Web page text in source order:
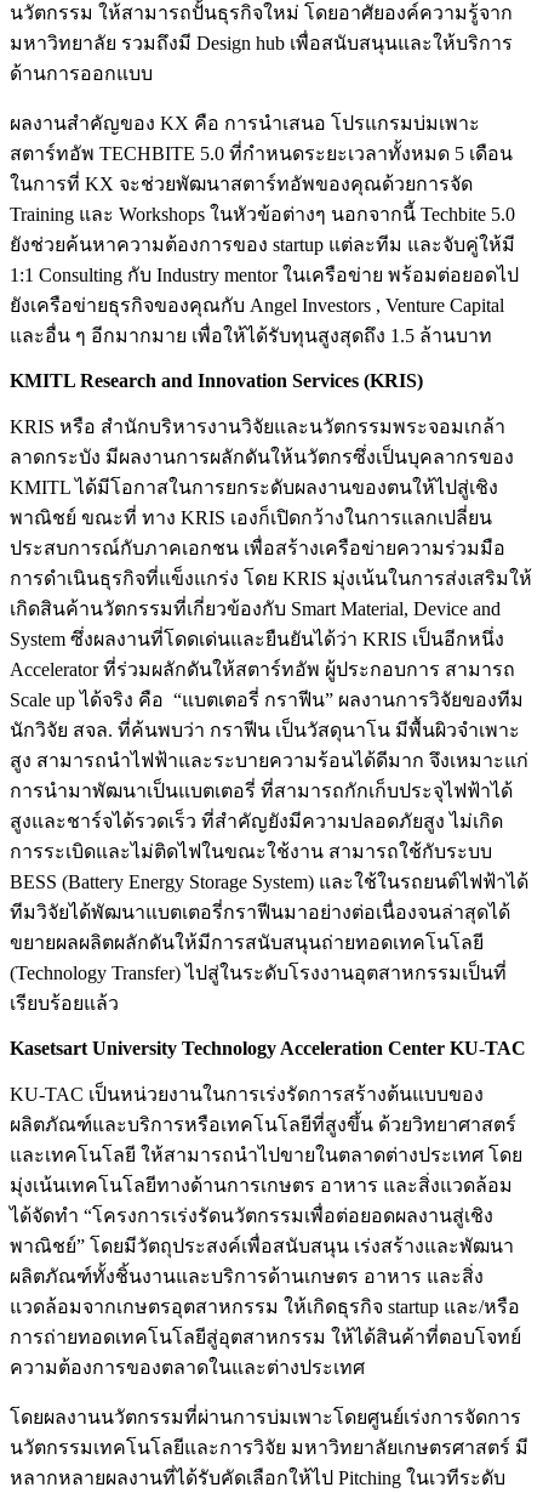
นวัตกรรม ให้สามารถปั้นธุรกิจใหม่ โดยอาศัยองค์ความรู้จาก
มหาวิทยาลัย รวมถึงมี Design hub เพื่อสนับสนุนและให้บริการ
ด้านการออกแบบ
ผลงานสำคัญของ KX คือ การนำเสนอ โปรแกรมบ่มเพาะ
สตาร์ทอัพ TECHBITE 5.0 ที่กำหนดระยะเวลาทั้งหมด 5 เดือน
ในการที่ KX จะช่วยพัฒนาสตาร์ทอัพของคุณด้วยการจัด
Training และ Workshops ในหัวข้อต่างๆ นอกจากนี้ Techbite 5.0
ยังช่วยค้นหาความต้องการของ startup แต่ละทีม และจับคู่ให้มี
1:1 Consulting กับ Industry mentor ในเครือข่าย พร้อมต่อยอดไป
ยังเครือข่ายธุรกิจของคุณกับ Angel Investors , Venture Capital
และอื่น ๆ อีกมากมาย เพื่อให้ได้รับทุนสูงสุดถึง 1.5 ล้านบาท
KMITL Research and Innovation Services (KRIS)
KRIS หรือ สำนักบริหารงานวิจัยและนวัตกรรมพระจอมเกล้า
ลาดกระบัง มีผลงานการผลักดันให้นวัตกรซึ่งเป็นบุคลากรของ
KMITL ได้มีโอกาสในการยกระดับผลงานของตนให้ไปสู่เชิง
พาณิชย์ ขณะที่ ทาง KRIS เองก็เปิดกว้างในการแลกเปลี่ยน
ประสบการณ์กับภาคเอกชน เพื่อสร้างเครือข่ายความร่วมมือ
การดำเนินธุรกิจที่แข็งแกร่ง โดย KRIS มุ่งเน้นในการส่งเสริมให้
เกิดสินค้านวัตกรรมที่เกี่ยวข้องกับ Smart Material, Device and
System ซึ่งผลงานที่โดดเด่นและยืนยันได้ว่า KRIS เป็นอีกหนึ่ง
Accelerator ที่ร่วมผลักดันให้สตาร์ทอัพ ผู้ประกอบการ สามารถ
Scale up ได้จริง คือ “แบตเตอรี่ กราฟีน” ผลงานการวิจัยของทีม
นักวิจัย สจล. ที่ค้นพบว่า กราฟีน เป็นวัสดุนาโน มีพื้นผิวจำเพาะ
สูง สามารถนำไฟฟ้าและระบายความร้อนได้ดีมาก จึงเหมาะแก่
การนำมาพัฒนาเป็นแบตเตอรี่ ที่สามารถกักเก็บประจุไฟฟ้าได้
สูงและชาร์จได้รวดเร็ว ที่สำคัญยังมีความปลอดภัยสูง ไม่เกิด
การระเบิดและไม่ติดไฟในขณะใช้งาน สามารถใช้กับระบบ
BESS (Battery Energy Storage System) และใช้ในรถยนต์ไฟฟ้าได้
ทีมวิจัยได้พัฒนาแบตเตอรี่กราฟีนมาอย่างต่อเนื่องจนล่าสุดได้
ขยายผลผลิตผลักดันให้มีการสนับสนุนถ่ายทอดเทคโนโลยี
(Technology Transfer) ไปสู่ในระดับโรงงานอุตสาหกรรมเป็นที่
เรียบร้อยแล้ว
Kasetsart University Technology Acceleration Center KU-TAC
KU-TAC เป็นหน่วยงานในการเร่งรัดการสร้างต้นแบบของ
ผลิตภัณฑ์และบริการหรือเทคโนโลยีที่สูงขึ้น ด้วยวิทยาศาสตร์
และเทคโนโลยี ให้สามารถนำไปขายในตลาดต่างประเทศ โดย
มุ่งเน้นเทคโนโลยีทางด้านการเกษตร อาหาร และสิ่งแวดล้อม
ได้จัดทำ “โครงการเร่งรัดนวัตกรรมเพื่อต่อยอดผลงานสู่เชิง
พาณิชย์” โดยมีวัตถุประสงค์เพื่อสนับสนุน เร่งสร้างและพัฒนา
ผลิตภัณฑ์ทั้งชิ้นงานและบริการด้านเกษตร อาหาร และสิ่ง
แวดล้อมจากเกษตรอุตสาหกรรม ให้เกิดธุรกิจ startup และ/หรือ
การถ่ายทอดเทคโนโลยีสู่อุตสาหกรรม ให้ได้สินค้าที่ตอบโจทย์
ความต้องการของตลาดในและต่างประเทศ
โดยผลงานนวัตกรรมที่ผ่านการบ่มเพาะโดยศูนย์เร่งการจัดการ
นวัตกรรมเทคโนโลยีและการวิจัย มหาวิทยาลัยเกษตรศาสตร์ มี
หลากหลายผลงานที่ได้รับคัดเลือกให้ไป Pitching ในเวทีระดับ